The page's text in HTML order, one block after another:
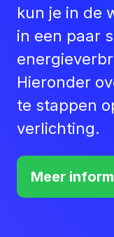
kun je in de
in een paar
Hieronder
te stappen
verlichting.
Meer